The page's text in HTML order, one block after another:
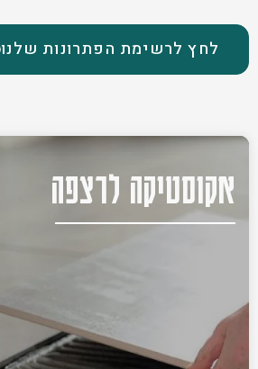
לחץ לרשימת הפתרונות שלנו
אקוסטיקה לרצפה